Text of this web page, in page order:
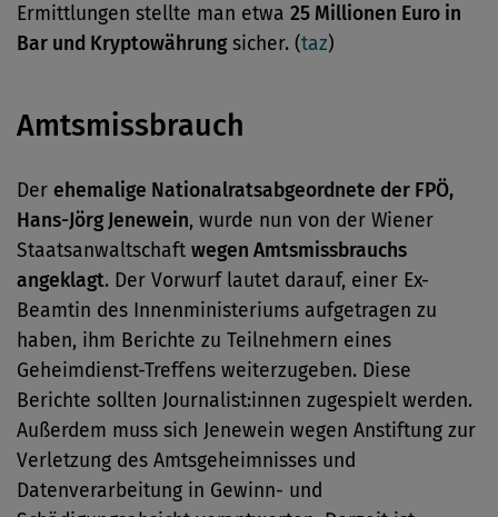
Ermittlungen stellte man etwa 25 Millionen Euro in
Bar und Kryptowährungsicher. (taz)
Amtsmissbrauch
Der ehemalige Nationalratsabgeordnete der FPÖ,
Hans-Jörg Jenewein, wurde nun von der Wiener
Staatsanwaltschaft wegen Amtsmissbrauchs
angeklagt. Der Vorwurf lautet darauf, einer Ex-
Beamtin des Innenministeriums aufgetragen zu
haben, ihm Berichte zu Teilnehmern eines
Geheimdienst-Treffens weiterzugeben. Diese
Berichte sollten Journalist:innen zugespielt werden.
Außerdem muss sich Jenewein wegen Anstiftung zur
Verletzung des Amtsgeheimnisses und
Datenverarbeitung in Gewinn- und